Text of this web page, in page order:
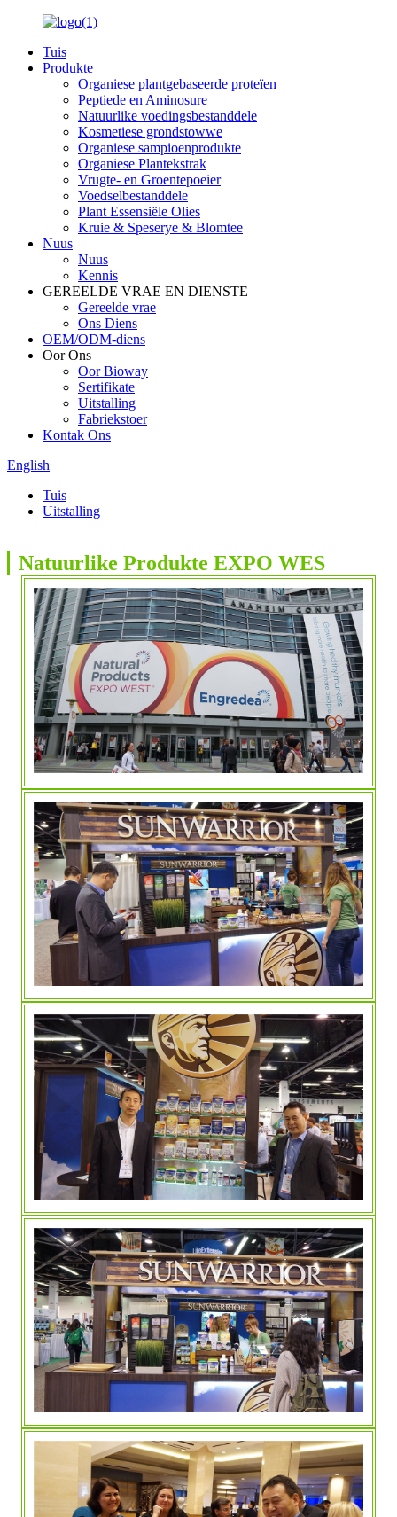
Tuis
Produkte
Organiese plantgebaseerde proteïen
Peptiede en Aminosure
Natuurlike voedingsbestanddele
Kosmetiese grondstowwe
Organiese sampioenprodukte
Organiese Plantekstrak
Vrugte- en Groentepoeier
Voedselbestanddele
Plant Essensiële Olies
Kruie & Speserye & Blomtee
Nuus
Nuus
Kennis
GEREELDE VRAE EN DIENSTE
Gereelde vrae
Ons Diens
OEM/ODM-diens
Oor Ons
Oor Bioway
Sertifikate
Uitstalling
Fabriekstoer
Kontak Ons
English
Tuis
Uitstalling
Natuurlike Produkte EXPO WES